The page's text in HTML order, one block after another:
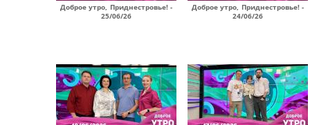
Доброе утро, Приднестровье! -
25/06/26
Доброе утро, Приднестровье! -
24/06/26